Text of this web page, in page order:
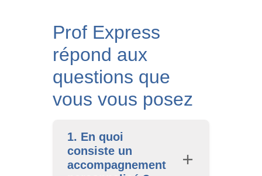
Prof Express
répond aux
questions que
vous vous posez
1. En quoi
consiste un
accompagnement